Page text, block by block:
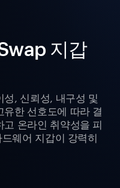
지갑
, 신뢰성, 내구성 및
한 선호도에 따라 결
온라인 취약성을 피
웨어 지갑이 강력히